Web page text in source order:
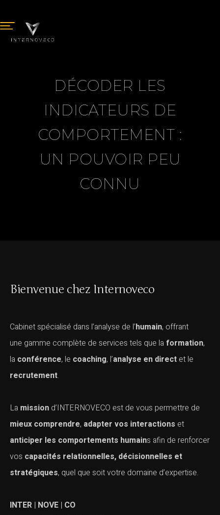
DÉCODER LES
INDICATEURS DE
COMPORTEMENT :
UN POUVOIR PEU
CONNU
Bienvenue chez Internoveco
Cabinet spécialisé dans l’analyse de l’humain, offrant
une gamme complète de services tels que la formation,
la conférence, le coaching, l’analyse en direct et le
recrutement.
La mission d’INTERNOVECO est de vous permettre de
mieux comprendre, adapter vos interactions et
anticiper les comportements humains afin de renforcer
vos capacités relationnelles, décisionnelles et
stratégiques, quel que soit votre domaine d’expertise.
INTER | NOVE | CO